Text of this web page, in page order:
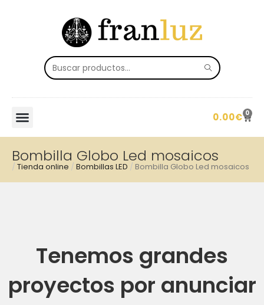
0.00€ 0
Bombilla Globo Led mosaicos
/ Tienda online / Bombillas LED / Bombilla Globo Led mosaicos
Tenemos grandes
proyectos por anunciar